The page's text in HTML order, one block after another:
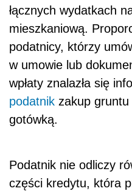
łącznych wydatkach
mieszkaniową.
podatnicy, którzy
w umowie lub
wpłaty znalazła się
podatnik zakup gruntu
gotówką.
Podatnik nie odliczy
części kredytu, która